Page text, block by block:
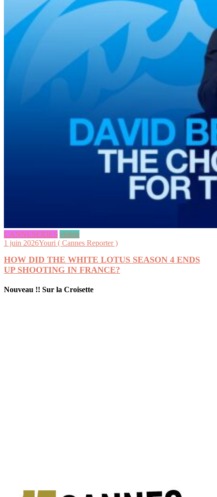
CANNESERIES videos
1 juin 2026Youri ( Cannes Reporter )
HOW DID THE WHITE LOTUS SEASON 4 ENDS
UP SHOOTING IN FRANCE?
Nouveau !! Sur la Croisette